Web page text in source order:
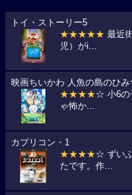
トイ・ストーリー5
★★★★★ 最近
児）がi...
映画ちいかわ 人魚の島のひみ
★★★★☆ 小6の
ゃ怖か...
カプリコン・1
★★★★☆ ずい
たです。作...